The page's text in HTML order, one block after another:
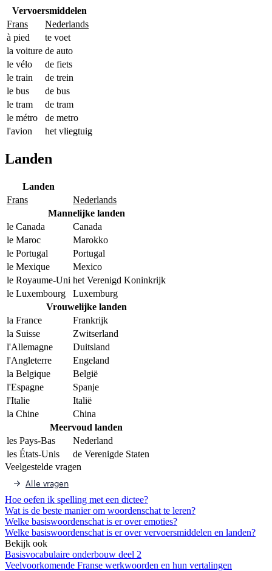
Vervoersmiddelen
Frans
Nederlands
à pied
te voet
la voiture de auto
le vélo
de fiets
le train
de trein
le bus
de bus
le tram
de tram
le métro
de metro
l'avion
het vliegtuig
Landen
Landen
Frans
Nederlands
Mannelijke landen
le Canada
Canada
le Maroc
Marokko
le Portugal
Portugal
le Mexique
Mexico
le Royaume-Uni het Verenigd Koninkrijk
le Luxembourg
Luxemburg
Vrouwelijke landen
la France
Frankrijk
la Suisse
Zwitserland
l'Allemagne
Duitsland
l'Angleterre
Engeland
la Belgique
België
l'Espagne
Spanje
l'Italie
Italië
la Chine
China
Meervoud landen
les Pays-Bas
Nederland
les États-Unis
de Verenigde Staten
Veelgestelde vragen
Alle vragen
Hoe oefen ik spelling met een dictee?
Wat is de beste manier om woordenschat te leren?
Welke basiswoordenschat is er over emoties?
Welke basiswoordenschat is er over vervoersmiddelen en landen?
Bekijk ook
Basisvocabulaire onderbouw deel 2
Veelvoorkomende Franse werkwoorden en hun vertalingen